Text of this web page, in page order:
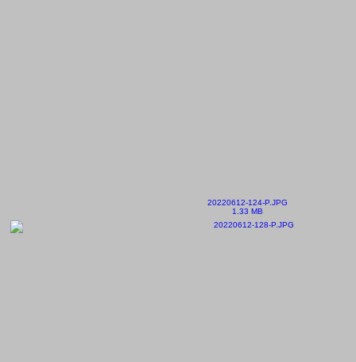
20220612-124-P.JPG
1.33 MB